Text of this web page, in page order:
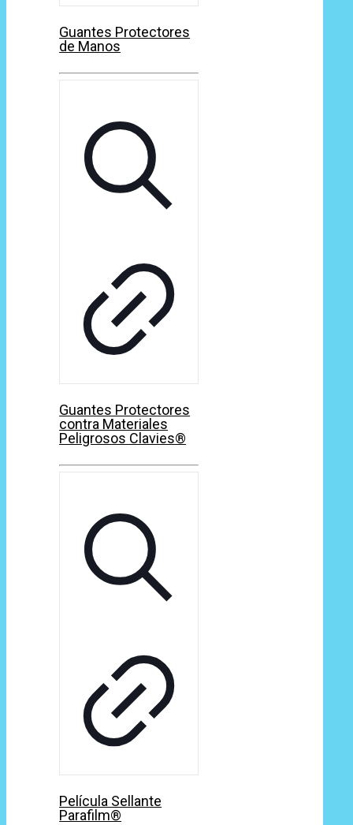
Guantes Protectores
de Manos
Guantes Protectores
contra Materiales
Peligrosos Clavies®
Película Sellante
Parafilm®